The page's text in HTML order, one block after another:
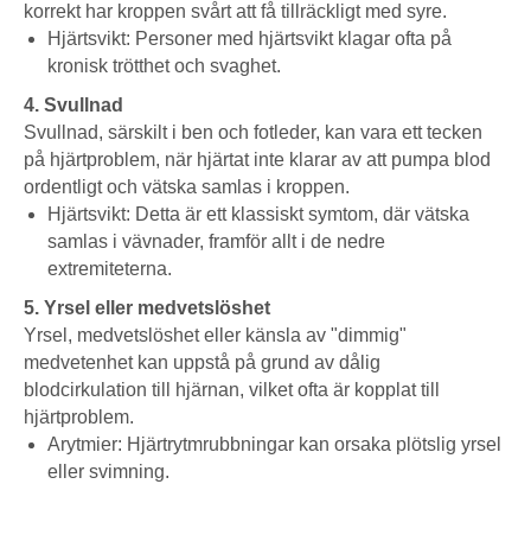
korrekt har kroppen svårt att få tillräckligt med syre.
Hjärtsvikt: Personer med hjärtsvikt klagar ofta på
kronisk trötthet och svaghet.
4. Svullnad
Svullnad, särskilt i ben och fotleder, kan vara ett tecken
på hjärtproblem, när hjärtat inte klarar av att pumpa blod
ordentligt och vätska samlas i kroppen.
Hjärtsvikt: Detta är ett klassiskt symtom, där vätska
samlas i vävnader, framför allt i de nedre
extremiteterna.
5. Yrsel eller medvetslöshet
Yrsel, medvetslöshet eller känsla av "dimmig"
medvetenhet kan uppstå på grund av dålig
blodcirkulation till hjärnan, vilket ofta är kopplat till
hjärtproblem.
Arytmier: Hjärtrytmrubbningar kan orsaka plötslig yrsel
eller svimning.